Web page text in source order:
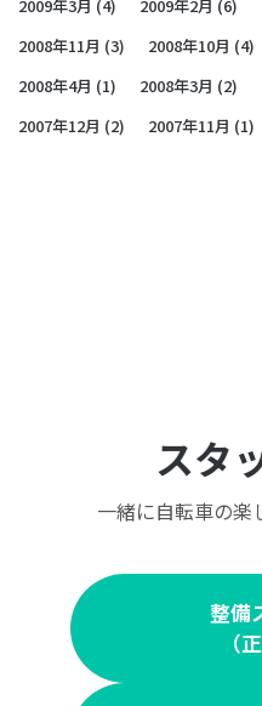
2009年3月 (4) 2009年2月 (6)
2008年11月 (3) 2008年10月 (4)
2008年4月 (1) 2008年3月 (2)
2007年12月 (2) 2007年11月 (1)
スタ
一緒に自転車の楽
整備
（